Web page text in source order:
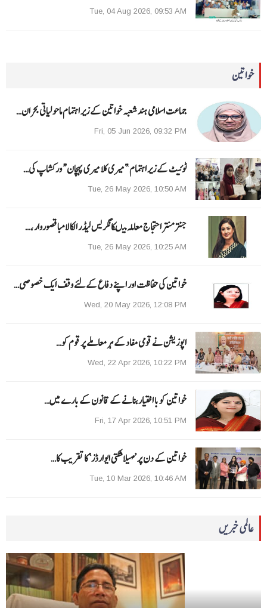
Tue, 04 Aug 2026, 09:53 AM
خواتین
جماعت اسلامی ہند شعبہ خواتین کے زیر اہتمام ماحولیاتی بحران…
Fri, 05 Jun 2026, 09:32 PM
ٹوئیٹ کے زیر اہتمام ”میری کلا میری پہچان“ ورکشاپ کی…
Tue, 26 May 2026, 10:50 AM
جنتر منتر احتجاج معاملہ میںکانگریس لیڈر الکا لامبا قصوروار ،…
Tue, 26 May 2026, 10:25 AM
خواتین کی حفاظت اور اپنے دفاع کےلئے وقف ایک خصوصی…
Wed, 20 May 2026, 12:08 PM
اپوزیشن نے قومی مفاد کے ہر معاملے پر قوم کو…
Wed, 22 Apr 2026, 10:22 PM
خواتین کو با اختیار بنانے کے قانون کے بارے میں…
Fri, 17 Apr 2026, 10:51 PM
خواتین کے دن پر ’مہیلا شکتی ایوارڈز‘ کا تقریب کا…
Tue, 10 Mar 2026, 10:46 AM
عالمی خبریں